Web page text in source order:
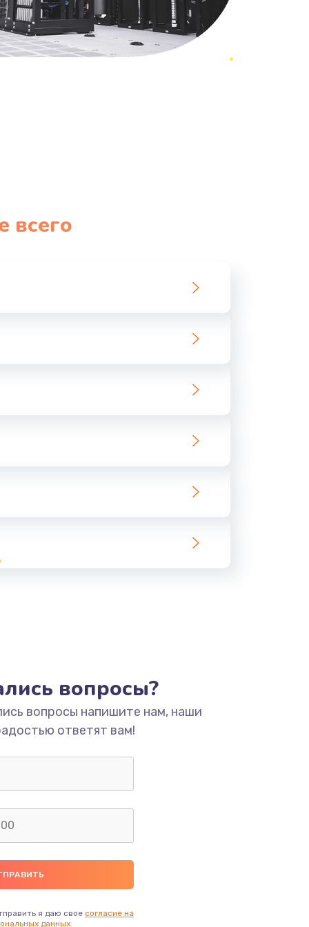
всего
вопросы?
вопросы напишите нам, наши
ответят вам!
я даю свое согласие на
данных.